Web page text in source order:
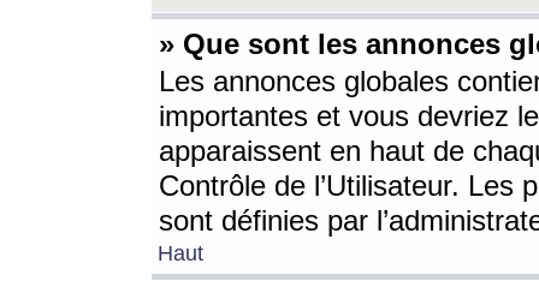
» Que sont les annonces
Les annonces globales
importantes et vous devriez
apparaissent en haut de
Contrôle de l’Utilisateur. Les
sont définies par
Haut